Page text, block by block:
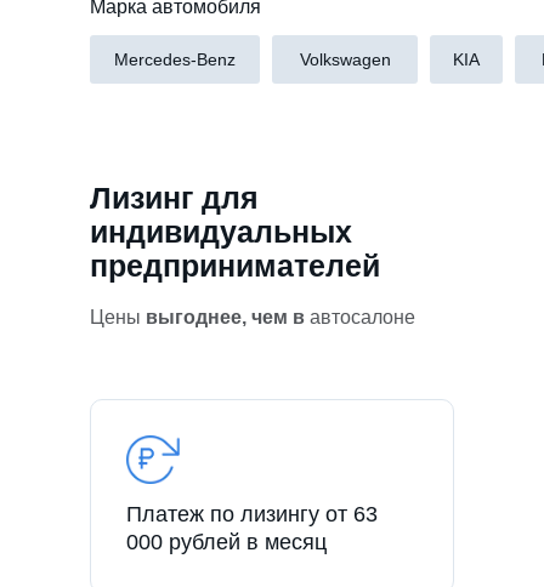
Марка автомобиля
Mercedes-Benz Volkswagen KIA
Лизинг для
индивидуальных
предпринимателей
Цены выгоднее, чем в автосалоне
Платеж по лизингу от 63
000 рублей в месяц